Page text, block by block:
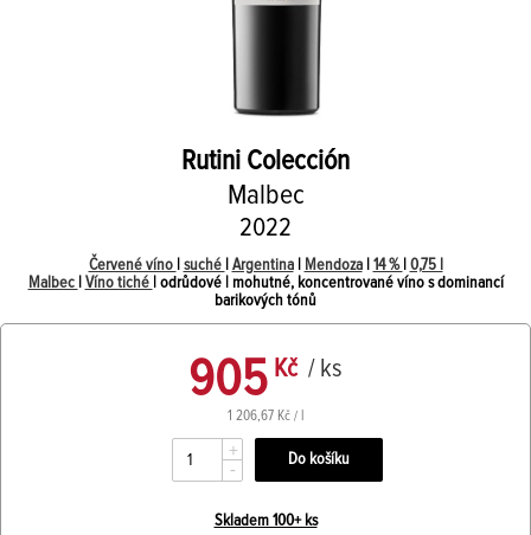
Rutini Colección
Malbec
2022
Červené víno suché Argentina| Mendoza| 14 % 0,75 l
Malbec
Víno tiché
| odrůdové | mohutné, koncentrované víno s dominancí
barikových tónů
905 Kč / ks
1 206,67 Kč / l
+
-
Skladem 100+ ks